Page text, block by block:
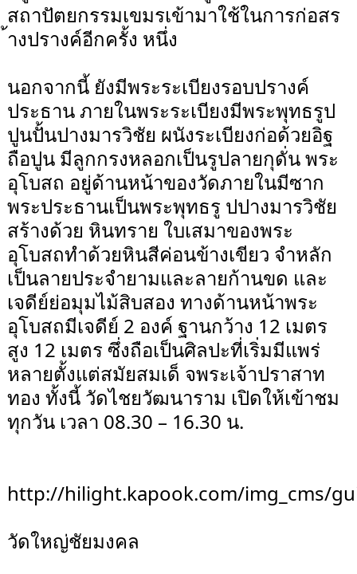
สถาปัตยกรรมเขมรเข้ามาใช้ในการก่อสร
้างปรางค์อีกครั้ง หนึ่ง
นอกจากนี้ ยังมีพระระเบียงรอบปรางค์
ประธาน ภายในพระระเบียงมีพระพุทธรูป
ปูนปั้นปางมารวิชัย ผนังระเบียงก่อด้วยอิฐ
ถือปูน มีลูกกรงหลอกเป็นรูปลายกุดั่น พระ
อุโบสถ อยู่ด้านหน้าของวัดภายในมีซาก
พระประธานเป็นพระพุทธรู ปปางมารวิชัย
สร้างด้วย หินทราย ใบเสมาของพระ
อุโบสถทำด้วยหินสีค่อนข้างเขียว จำหลัก
เป็นลายประจำยามและลายก้านขด และ
เจดีย์ย่อมุมไม้สิบสอง ทางด้านหน้าพระ
อุโบสถมีเจดีย์ 2 องค์ ฐานกว้าง 12 เมตร
สูง 12 เมตร ซึ่งถือเป็นศิลปะที่เริ่มมีแพร่
หลายตั้งแต่สมัยสมเด็ จพระเจ้าปราสาท
ทอง ทั้งนี้ วัดไชยวัฒนาราม เปิดให้เข้าชม
ทุกวัน เวลา 08.30 – 16.30 น.
http://hilight.kapook.com/img_cms/
วัดใหญ่ชัยมงคล